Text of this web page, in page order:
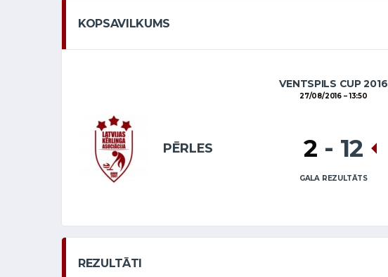
KOPSAVILKUMS
VENTSPILS CUP 2016
27/08/2016 13:50
PĒRLES 2 - 12
GALA REZULTĀTS
REZULTĀTI